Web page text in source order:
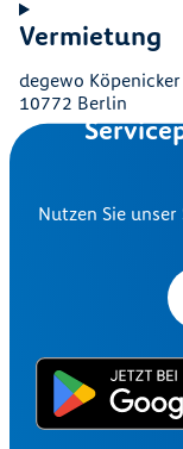
Vermietung
degewo
10772 Berlin
Nutzen Sie